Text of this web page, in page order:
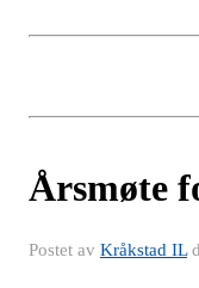
Årsmøte
Postet av Kråkstad IL